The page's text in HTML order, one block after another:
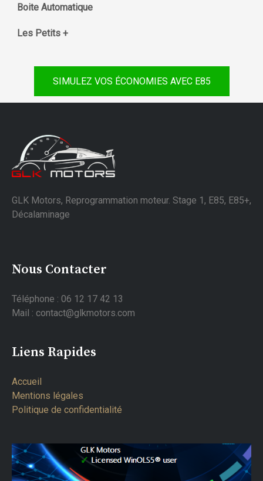
Boite Automatique
Les Petits +
SIMULEZ VOS ÉCONOMIES AVEC E85
GLK Motors, Reprogrammation moteur. Stage 1, E85, E85+,
Décalaminage
Nous Contacter
Téléphone : 06 12 17 42 13
Mail : contact@glkmotors.com
Liens Rapides
Accueil
Mentions légales
Politique de confidentialité